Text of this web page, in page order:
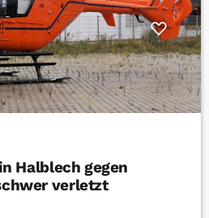
Halblech gegen
verletzt